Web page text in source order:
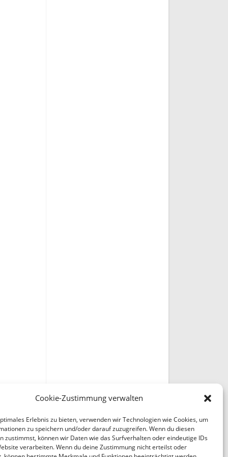
Cookie-Zustimmung verwalten
Erlebnis zu bieten, verwenden wir Technologien wie Cookies, um
zu speichern und/oder darauf zuzugreifen. Wenn du diesen
zustimmst, können wir Daten wie das Surfverhalten oder eindeutige IDs
verarbeiten. Wenn du deine Zustimmung nicht erteilst oder